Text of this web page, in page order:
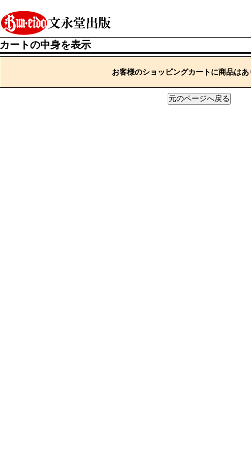
カートの中身を表示
お客様のショッピングカートに商品はあ